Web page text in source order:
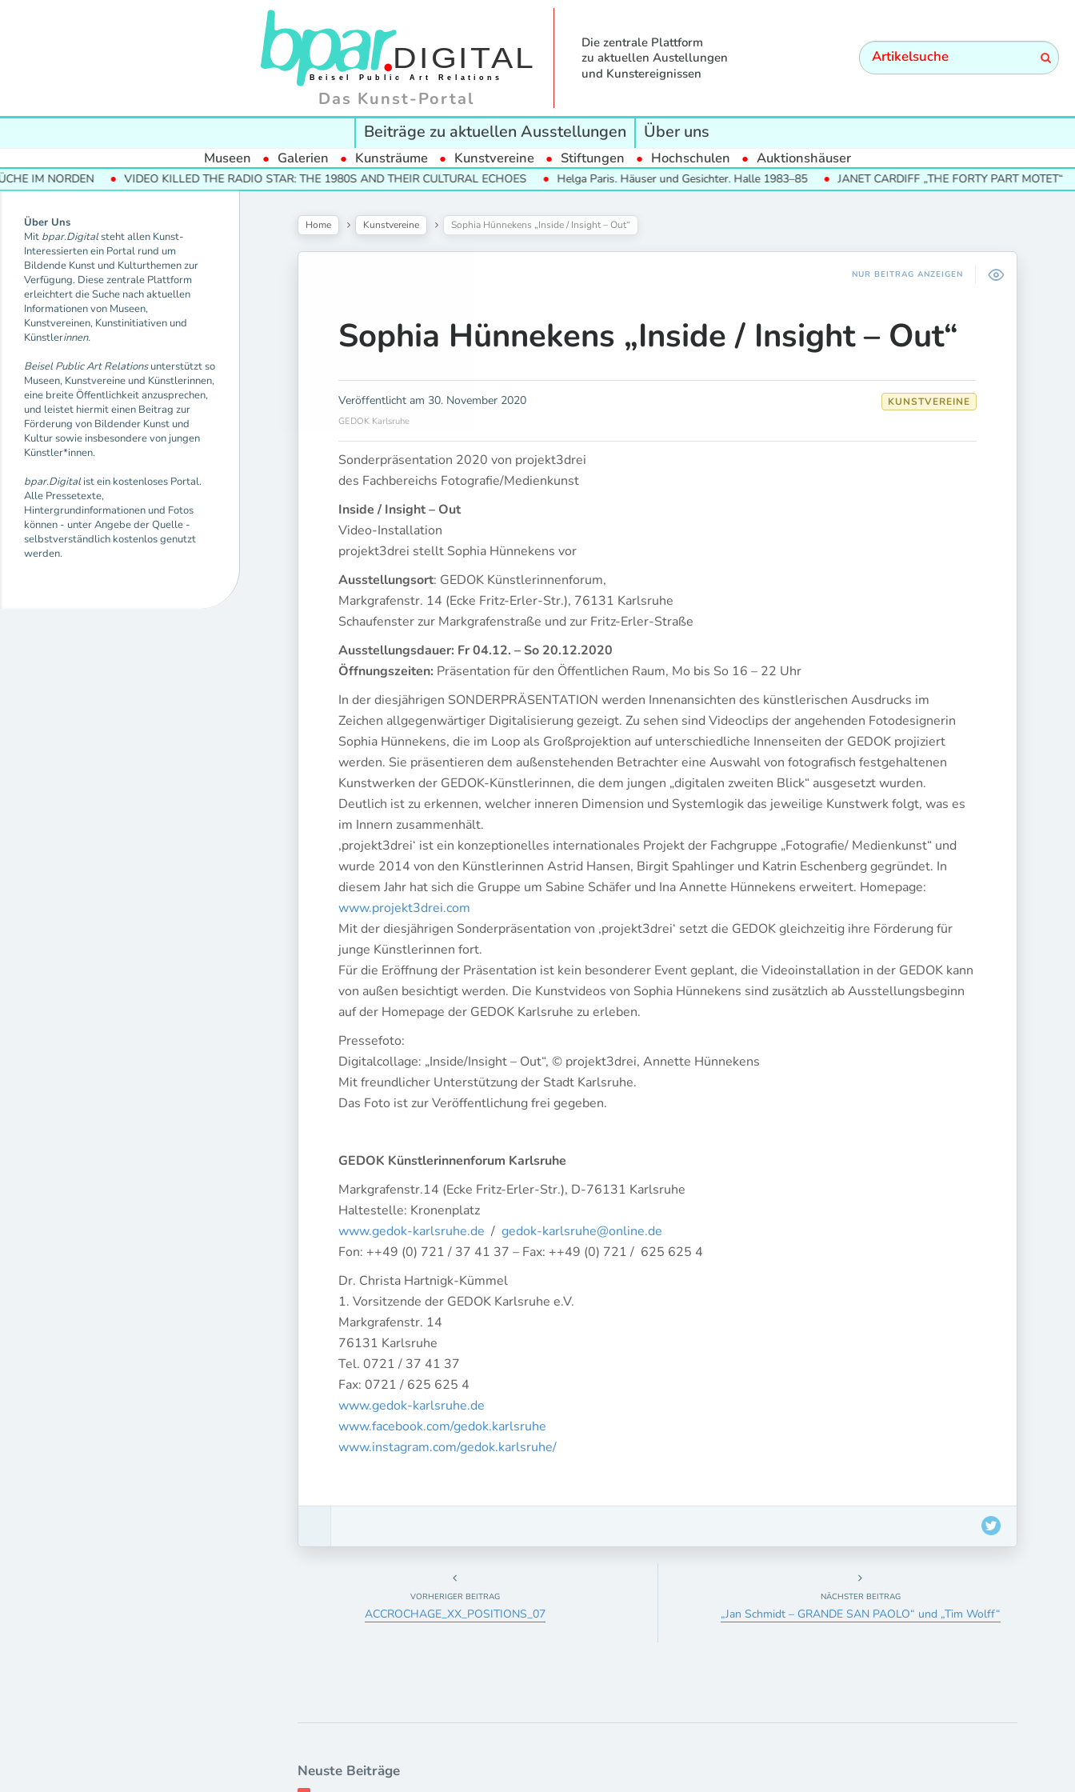
Das Kunst-Portal
Die zentrale Plattform
zu aktuellen Austellungen
und Kunstereignissen
Beiträge zu aktuellen Ausstellungen Über uns
Museen Galerien Kunsträume Kunstvereine Stiftungen Hochschulen Auktionshäuser
NORDEN VIDEO KILLED THE RADIO STAR: THE 1980S AND THEIR CULTURAL ECHOES Helga Paris. Häuser und Gesichter. Halle 1983–85 JANET CARDIFF „THE FORTY PART MOTET“
Über Uns
Mit bpar.Digitalsteht allen Kunst-
Interessierten ein Portal rund um
Bildende Kunst und Kulturthemen zur
Verfügung. Diese zentrale Plattform
erleichtert die Suche nach aktuellen
Informationen von Museen,
Kunstvereinen, Kunstinitiativen und
Künstlerinnen.
Beisel Public Art Relationsunterstützt so
Museen, Kunstvereine und Künstlerinnen,
eine breite Öffentlichkeit anzusprechen,
und leistet hiermit einen Beitrag zur
Förderung von Bildender Kunst und
Kultur sowie insbesondere von jungen
Künstler*innen.
bpar.Digitalist ein kostenloses Portal.
Alle Pressetexte,
Hintergrundinformationen und Fotos
können - unter Angebe der Quelle -
selbstverständlich kostenlos genutzt
werden.
Home Kunstvereine Sophia Hünnekens „Inside / Insight – Out“
NUR BEITRAG ANZEIGEN
Sophia Hünnekens „Inside / Insight – Out“
Veröffentlicht am 30. November 2020 KUNSTVEREINE
GEDOK Karlsruhe
Sonderpräsentation 2020 von projekt3drei
des Fachbereichs Fotografie/Medienkunst
Inside / Insight – Out
Video-Installation
projekt3drei stellt Sophia Hünnekens vor
Ausstellungsort: GEDOK Künstlerinnenforum,
Markgrafenstr. 14 (Ecke Fritz-Erler-Str.), 76131 Karlsruhe
Schaufenster zur Markgrafenstraße und zur Fritz-Erler-Straße
Ausstellungsdauer: Fr 04.12. – So 20.12.2020
Öffnungszeiten: Präsentation für den Öffentlichen Raum, Mo bis So 16 – 22 Uhr
In der diesjährigen SONDERPRÄSENTATION werden Innenansichten des künstlerischen Ausdrucks im
Zeichen allgegenwärtiger Digitalisierung gezeigt. Zu sehen sind Videoclips der angehenden Fotodesignerin
Sophia Hünnekens, die im Loop als Großprojektion auf unterschiedliche Innenseiten der GEDOK projiziert
werden. Sie präsentieren dem außenstehenden Betrachter eine Auswahl von fotografisch festgehaltenen
Kunstwerken der GEDOK-Künstlerinnen, die dem jungen „digitalen zweiten Blick“ ausgesetzt wurden.
Deutlich ist zu erkennen, welcher inneren Dimension und Systemlogik das jeweilige Kunstwerk folgt, was es
im Innern zusammenhält.
‚projekt3drei‘ ist ein konzeptionelles internationales Projekt der Fachgruppe „Fotografie/ Medienkunst“ und
wurde 2014 von den Künstlerinnen Astrid Hansen, Birgit Spahlinger und Katrin Eschenberg gegründet. In
diesem Jahr hat sich die Gruppe um Sabine Schäfer und Ina Annette Hünnekens erweitert. Homepage:
www.projekt3drei.com
Mit der diesjährigen Sonderpräsentation von ‚projekt3drei‘ setzt die GEDOK gleichzeitig ihre Förderung für
junge Künstlerinnen fort.
Für die Eröffnung der Präsentation ist kein besonderer Event geplant, die Videoinstallation in der GEDOK kann
von außen besichtigt werden. Die Kunstvideos von Sophia Hünnekens sind zusätzlich ab Ausstellungsbeginn
auf der Homepage der GEDOK Karlsruhe zu erleben.
Pressefoto:
Digitalcollage: „Inside/Insight – Out“, © projekt3drei, Annette Hünnekens
Mit freundlicher Unterstützung der Stadt Karlsruhe.
Das Foto ist zur Veröffentlichung frei gegeben.
GEDOK Künstlerinnenforum Karlsruhe
Markgrafenstr.14 (Ecke Fritz-Erler-Str.), D-76131 Karlsruhe
Haltestelle: Kronenplatz
www.gedok-karlsruhe.de / gedok-karlsruhe@online.de
Fon: ++49 (0) 721 / 37 41 37 – Fax: ++49 (0) 721 / 625 625 4
Dr. Christa Hartnigk-Kümmel
1. Vorsitzende der GEDOK Karlsruhe e.V.
Markgrafenstr. 14
76131 Karlsruhe
Tel. 0721 / 37 41 37
Fax: 0721 / 625 625 4
www.gedok-karlsruhe.de
www.facebook.com/gedok.karlsruhe
www.instagram.com/gedok.karlsruhe/
VORHERIGER BEITRAG
ACCROCHAGE_XX_POSITIONS_07
NÄCHSTER BEITRAG
„Jan Schmidt – GRANDE SAN PAOLO“ und „Tim Wolff“
Neuste Beiträge